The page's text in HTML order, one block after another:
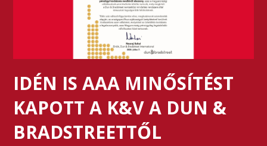
IDÉN IS AAA MINŐSÍTÉST
KAPOTT A K&V A DUN &
BRADSTREETTŐL